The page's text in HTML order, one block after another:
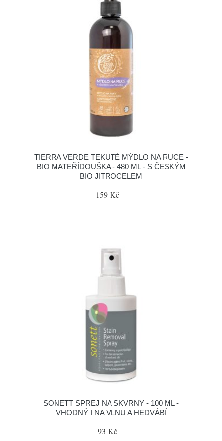
TIERRA VERDE TEKUTÉ MÝDLO NA RUCE -
BIO MATEŘÍDOUŠKA - 480 ML - S ČESKÝM
BIO JITROCELEM
159 Kč
SONETT SPREJ NA SKVRNY - 100 ML -
VHODNÝ I NA VLNU A HEDVÁBÍ
93 Kč